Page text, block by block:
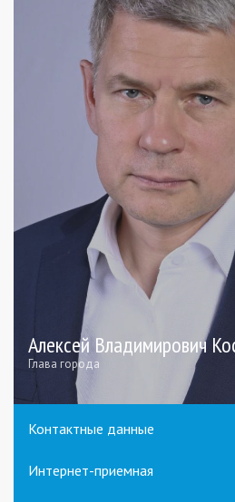
Алексей Владимирович
Глава города
Контактные данные
Интернет-приемная